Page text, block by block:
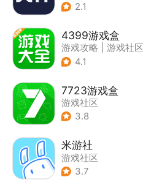
2.1
4399游戏盒
游戏攻略
游戏社区
4.1
7723游戏盒
游戏社区
3.8
米游社
游戏社区
3.7